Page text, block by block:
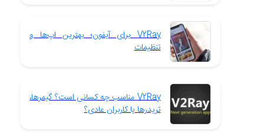
V2Ray برای آیفون؛ بهترین اپ‌ها و
تنظیمات
V2Ray مناسب چه کسانی است؟ گیمرها،
تریدرها یا کاربران عادی؟